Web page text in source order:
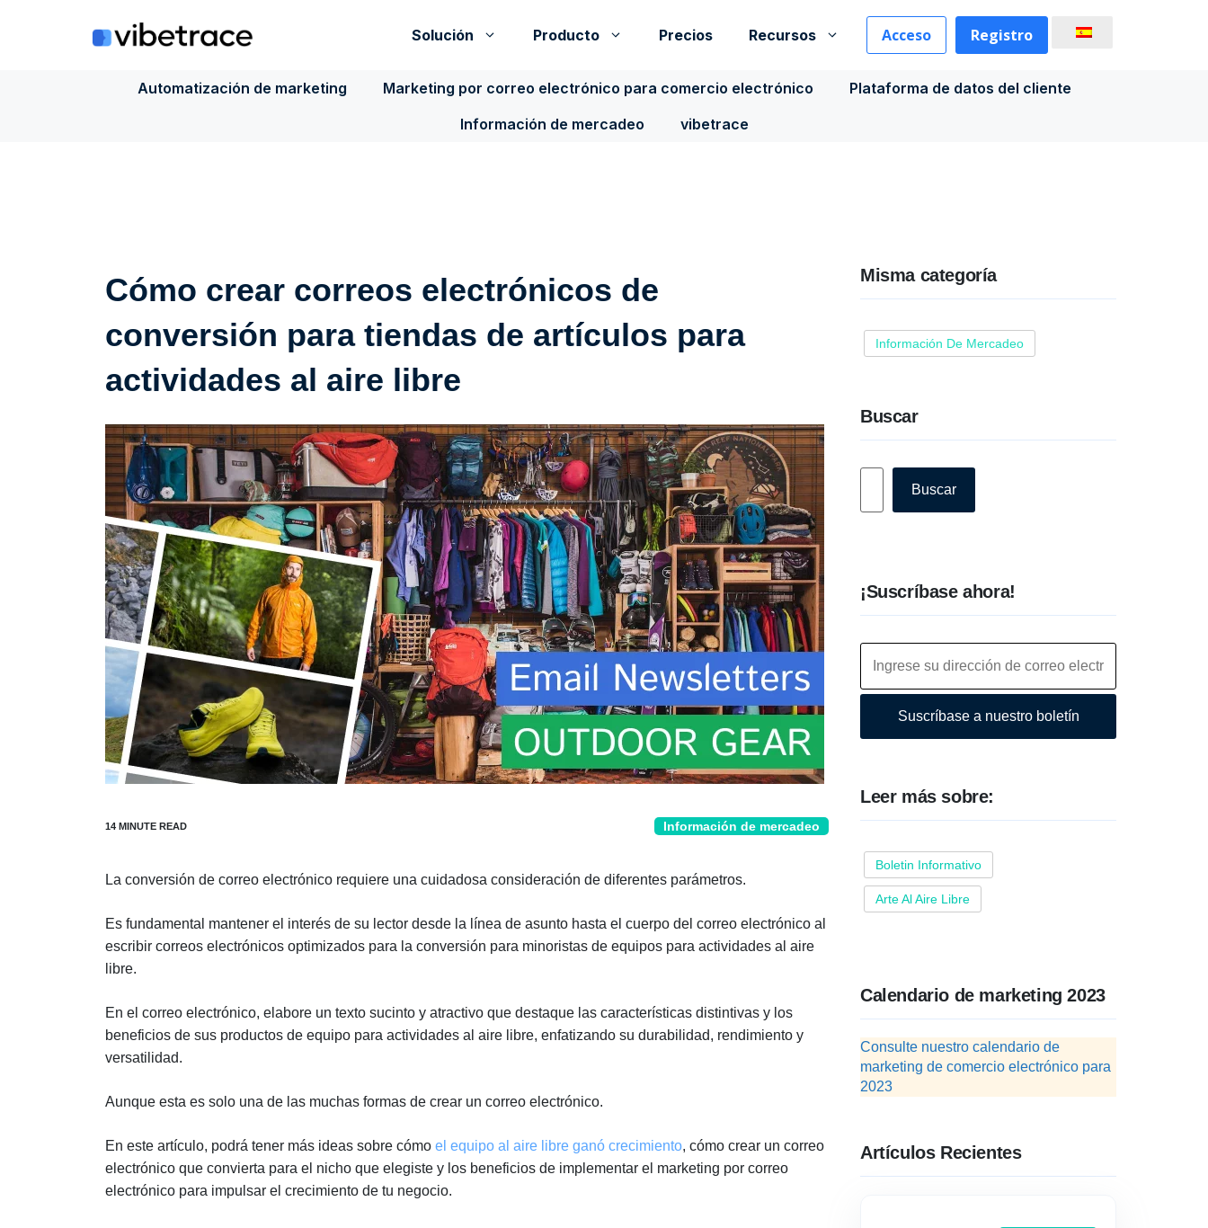
Solución Producto Precios Recursos Acceso Registro
Automatización de marketing Marketing por correo electrónico para comercio electrónico
Plataforma de datos del cliente
Información de mercadeo
vibetrace
Cómo crear correos electrónicos de
conversión para tiendas de artículos para
actividades al aire libre
Información de mercadeo
La conversión de correo electrónico requiere una cuidadosa consideración de diferentes parámetros.
Es fundamental mantener el interés de su lector desde la línea de asunto hasta el cuerpo del correo electrónico al
escribir correos electrónicos optimizados para la conversión para minoristas de equipos para actividades al aire
libre.
En el correo electrónico, elabore un texto sucinto y atractivo que destaque las características distintivas y los
beneficios de sus productos de equipo para actividades al aire libre, enfatizando su durabilidad, rendimiento y
versatilidad.
Aunque esta es solo una de las muchas formas de crear un correo electrónico.
En este artículo, podrá tener más ideas sobre cómo el equipo al aire libre ganó crecimiento, cómo crear un correo
electrónico que convierta para el nicho que elegiste y los beneficios de implementar el marketing por correo
electrónico para impulsar el crecimiento de tu negocio.
Misma categoría
Información De Mercadeo
Buscar
Buscar
¡Suscríbase ahora!
Suscríbase a nuestro boletín
Leer más sobre:
Boletin Informativo
Arte Al Aire Libre
Calendario de marketing 2023
Consulte nuestro calendario de
marketing de comercio electrónico para
2023
Artículos Recientes